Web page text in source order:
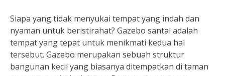
Siapa yang tidak menyukai tempat yang indah dan
nyaman untuk beristirahat? Gazebo santai adalah
tempat yang tepat untuk menikmati kedua hal
tersebut. Gazebo merupakan sebuah struktur
bangunan kecil yang biasanya ditempatkan di taman